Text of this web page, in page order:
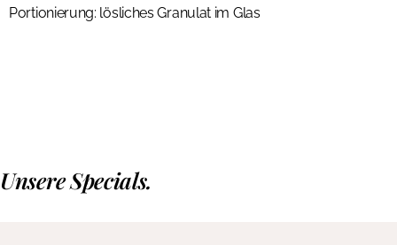
Portionierung: lösliches Granulat im Glas
Unsere Specials.